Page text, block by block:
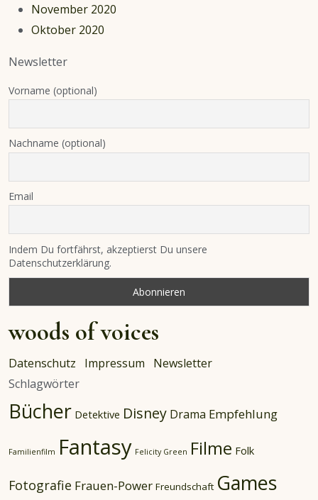
November 2020
Oktober 2020
Newsletter
Vorname (optional)
Nachname (optional)
Email
Indem Du fortfährst, akzeptierst Du unsere
Datenschutzerklärung.
woods of voices
Datenschutz Impressum
Newsletter
Schlagwörter
Bücher Detektive Disney Drama Empfehlung
Familienfilm Fantasy Felicity Green Filme Folk
Fotografie Frauen-Power Freundschaft Games